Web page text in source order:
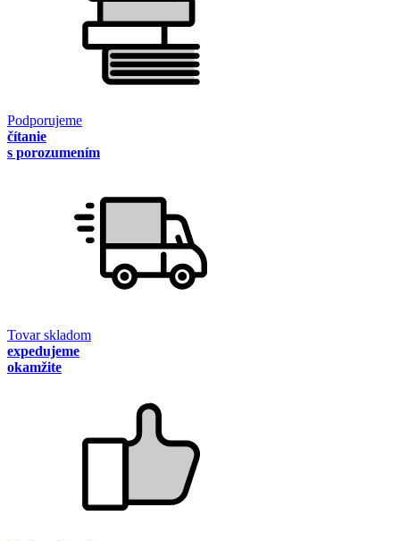
Podporujeme
čítanie
s porozumením
Tovar skladom
expedujeme
okamžite